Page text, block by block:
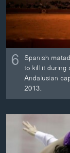
6 Spanish
to kill it during
Andalusian
2013.